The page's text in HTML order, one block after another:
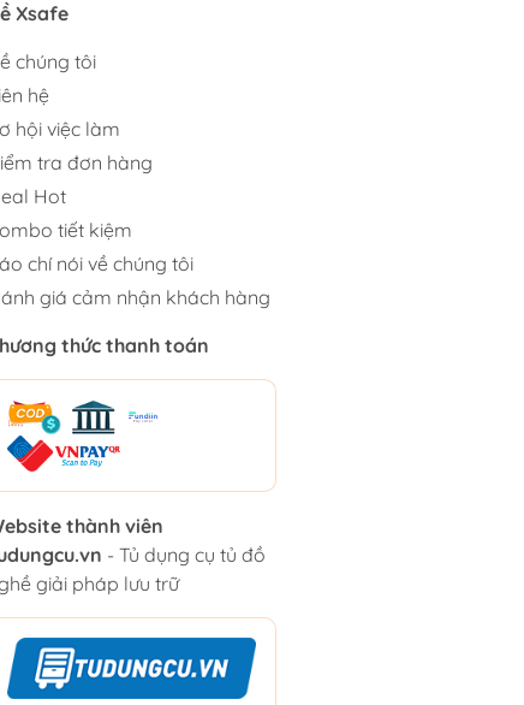
Xsafe
chúng tôi
hệ
hội việc làm
tra đơn hàng
Hot
tiết kiệm
chí nói về chúng tôi
giá cảm nhận khách hàng
thức thanh toán
thành viên
- Tủ dụng cụ tủ đồ
giải pháp lưu trữ